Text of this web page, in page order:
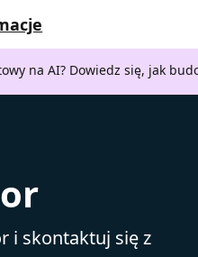
na AI? Dowiedz się, jak
i skontaktuj się z